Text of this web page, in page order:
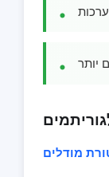
יותר
מודלים